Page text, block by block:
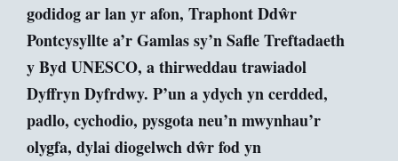
godidog ar lan yr afon, Traphont Ddŵr
Pontcysyllte a’r Gamlas sy’n Safle Treftadaeth
y Byd UNESCO, a thirweddau trawiadol
Dyffryn Dyfrdwy. P’un a ydych yn cerdded,
padlo, cychodio, pysgota neu’n mwynhau’r
olygfa, dylai diogelwch dŵr fod yn